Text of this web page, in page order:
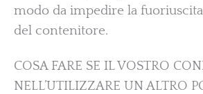
modo da impedire la
del contenitore.
COSA FARE SE IL VOSTRO
NELL’UTILIZZARE UN ALTRO